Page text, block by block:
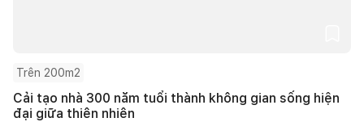
Trên 200m2
Cải tạo nhà 300 năm tuổi thành không gian sống hiện
đại giữa thiên nhiên